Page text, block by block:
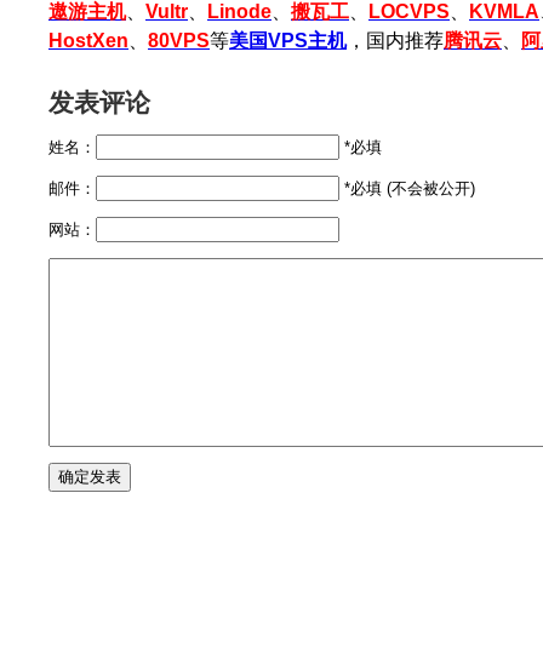
遨游主机、 Vultr Linode 搬瓦工 LOCVPS KVMLA
HostXen
80VPS等美国VPS主机，国内推荐腾讯云
发表评论
姓名： *必填
邮件： *必填 (不会被公开)
网站：